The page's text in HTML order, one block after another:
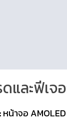
และฟีเจ
หน้าจอ